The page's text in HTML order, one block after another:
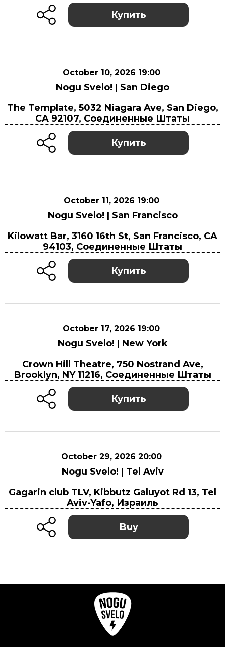
Купить
October 10, 2026 19:00
Nogu Svelo! | San Diego
The Template, 5032 Niagara Ave, San Diego,
CA 92107, Соединенные Штаты
The Template, 5032 Niagara Ave, San Diego,
CA 92107, Соединенные Штаты
Купить
October 11, 2026 19:00
Nogu Svelo! | San Francisco
Kilowatt Bar, 3160 16th St, San Francisco, CA
94103, Соединенные Штаты
Kilowatt Bar, 3160 16th St, San Francisco, CA
94103, Соединенные Штаты
Купить
October 17, 2026 19:00
Nogu Svelo! | New York
Crown Hill Theatre, 750 Nostrand Ave,
Brooklyn, NY 11216, Соединенные Штаты
Crown Hill Theatre, 750 Nostrand Ave,
Brooklyn, NY 11216, Соединенные Штаты
Купить
October 29, 2026 20:00
Nogu Svelo! | Tel Aviv
Gagarin club TLV, Kibbutz Galuyot Rd 13, Tel
Aviv-Yafo, Израиль
Gagarin club TLV, Kibbutz Galuyot Rd 13, Tel
Aviv-Yafo, Израиль
Buy